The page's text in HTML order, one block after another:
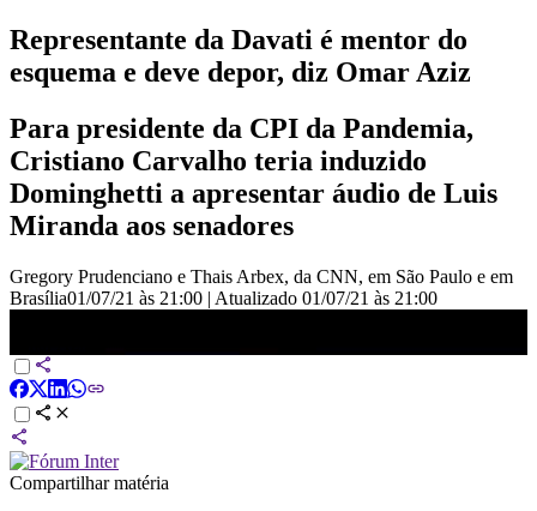
Representante da Davati é mentor do
esquema e deve depor, diz Omar Aziz
Para presidente da CPI da Pandemia,
Cristiano Carvalho teria induzido
Dominghetti a apresentar áudio de Luis
Miranda aos senadores
Gregory Prudenciano e Thais Arbex, da CNN, em São Paulo e em
Brasília01/07/21 às 21:00 | Atualizado 01/07/21 às 21:00
Compartilhar matéria